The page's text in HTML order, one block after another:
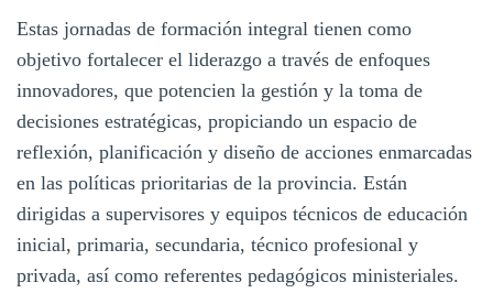
Estas jornadas de formación integral tienen como
objetivo fortalecer el liderazgo a través de enfoques
innovadores, que potencien la gestión y la toma de
decisiones estratégicas, propiciando un espacio de
reflexión, planificación y diseño de acciones enmarcadas
en las políticas prioritarias de la provincia. Están
dirigidas a supervisores y equipos técnicos de educación
inicial, primaria, secundaria, técnico profesional y
privada, así como referentes pedagógicos ministeriales.